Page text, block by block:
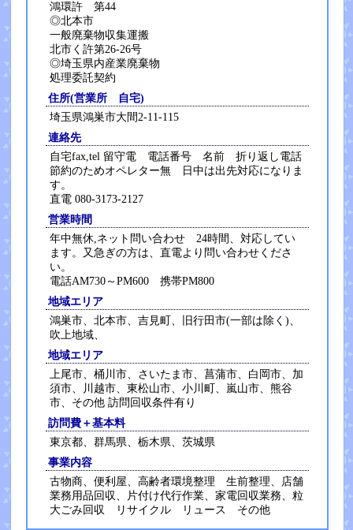
鴻環許 第44
◎北本市
一般廃棄物収集運搬
北市く許第26-26号
◎埼玉県内産業廃棄物
処理委託契約
住所(営業所 自宅)
埼玉県鴻巣市大間2-11-115
連絡先
自宅fax,tel 留守電 電話番号 名前 折り返し電話
節約のためオペレター無 日中は出先対応になりま
す。
直電 080-3173-2127
営業時間
年中無休,ネット問い合わせ 24時間、対応してい
ます。又急ぎの方は、直電より問い合わせくださ
い。
電話AM730～PM600 携帯PM800
地域エリア
鴻巣市、北本市、吉見町、旧行田市(一部は除く)、
吹上地域、
地域エリア
上尾市、桶川市、さいたま市、菖蒲市、白岡市、加
須市、川越市、東松山市、小川町、嵐山市、熊谷
市、その他 訪問回収条件有り
訪問費＋基本料
東京都、群馬県、栃木県、茨城県
事業内容
古物商、便利屋、高齢者環境整理 生前整理、店舗
業務用品回収、片付け代行作業、家電回収業務、粒
大ごみ回収 リサイクル リュース その他